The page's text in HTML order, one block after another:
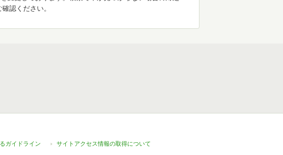
確認ください。
ガイドライン サイトアクセス情報の取得について